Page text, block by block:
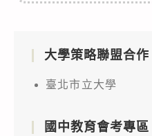
大學策略聯盟合作
臺北市立大學
國中教育會考專區